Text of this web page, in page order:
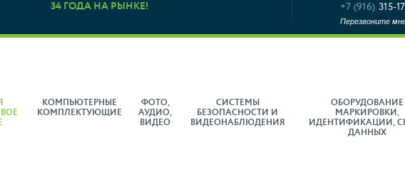
34 ГОДА НА РЫНКЕ!
+7 (916) 315-
Перезвоните
КОМПЬЮТЕРНЫЕ
КОМПЛЕКТУЮЩИЕ
ФОТО,
АУДИО,
ВИДЕО
СИСТЕМЫ
БЕЗОПАСНОСТИ И
ВИДЕОНАБЛЮДЕНИЯ
ОБОРУДОВАНИЕ
МАРКИРОВКИ,
ИДЕНТИФИКАЦИИ,
ДАННЫХ